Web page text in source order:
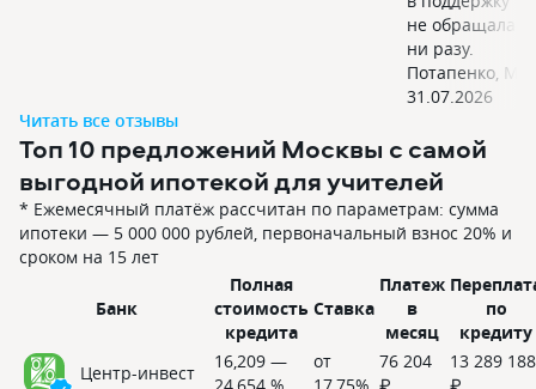
не обращалась
ни разу.
Потапенко,
31.07.2026
Читать все отзывы
Топ 10 предложений Москвы с самой
выгодной ипотекой для учителей
* Ежемесячный платёж расcчитан по параметрам: сумма
ипотеки — 5 000 000 рублей, первоначальный взнос 20% и
сроком на 15 лет
Банк
Полная
стоимость
кредита
Ставка
Платеж
в
месяц
по
кредиту
Центр-инвест
16,209 —
от
76 204
13 289 188